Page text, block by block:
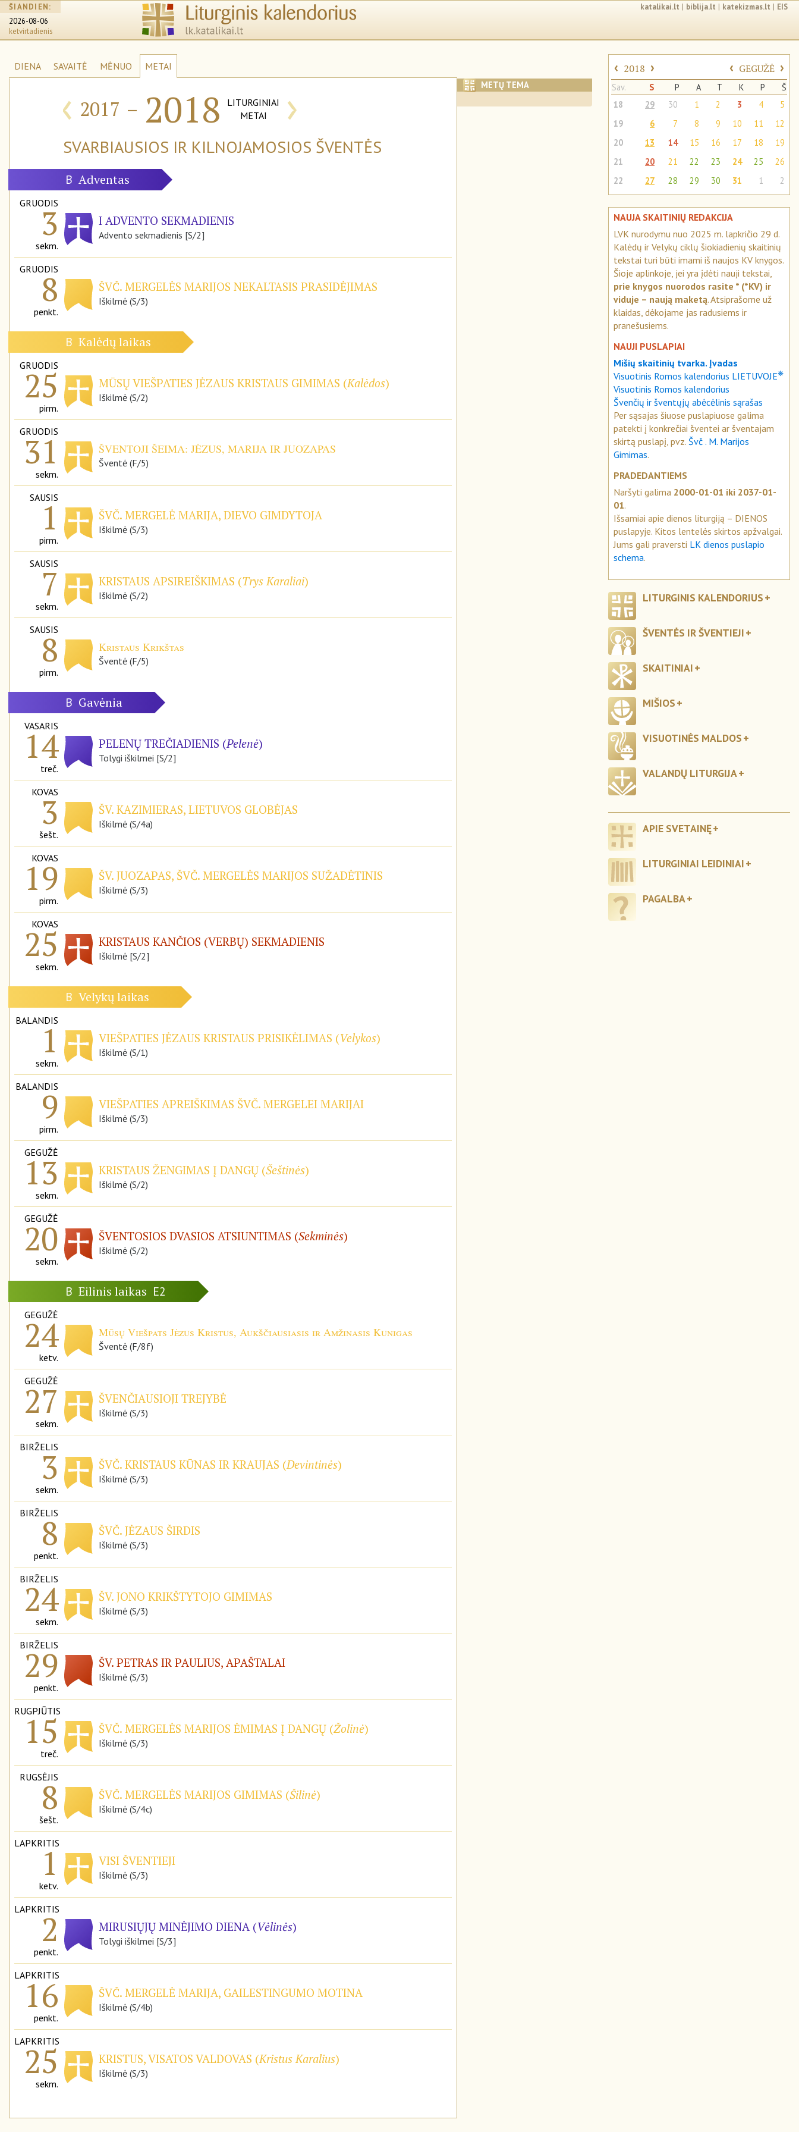
ŠIANDIEN:
2026-08-06
ketvirtadienis
katalikai.lt | biblija.lt | katekizmas.lt | EIS
DIENA SAVAITĖ MĖNUO METAI
‹ 2017 – 2018
LITURGINIAI
METAI
›
SVARBIAUSIOS IR KILNOJAMOSIOS ŠVENTĖS
B Adventas
GRUODIS
3
sekm.
I ADVENTO SEKMADIENIS
Advento sekmadienis [S/2]
GRUODIS
8
penkt.
ŠVČ. MERGELĖS MARIJOS NEKALTASIS PRASIDĖJIMAS
Iškilmė (S/3)
B Kalėdų laikas
GRUODIS
25
pirm.
MŪSŲ VIEŠPATIES JĖZAUS KRISTAUS GIMIMAS (Kalėdos)
Iškilmė (S/2)
GRUODIS
31
sekm.
ŠVENTOJI ŠEIMA: JĖZUS, MARIJA IR JUOZAPAS
Šventė (F/5)
SAUSIS
1
pirm.
ŠVČ. MERGELĖ MARIJA, DIEVO GIMDYTOJA
Iškilmė (S/3)
SAUSIS
7
sekm.
KRISTAUS APSIREIŠKIMAS (Trys Karaliai)
Iškilmė (S/2)
SAUSIS
8
pirm.
Kristaus Krikštas
Šventė (F/5)
B Gavėnia
VASARIS
14
treč.
PELENŲ TREČIADIENIS (Pelenė)
Tolygi iškilmei [S/2]
KOVAS
3
šešt.
ŠV. KAZIMIERAS, LIETUVOS GLOBĖJAS
Iškilmė (S/4a)
KOVAS
19
pirm.
ŠV. JUOZAPAS, ŠVČ. MERGELĖS MARIJOS SUŽADĖTINIS
Iškilmė (S/3)
KOVAS
25
sekm.
KRISTAUS KANČIOS (VERBŲ) SEKMADIENIS
Iškilmė [S/2]
B Velykų laikas
BALANDIS
1
sekm.
VIEŠPATIES JĖZAUS KRISTAUS PRISIKĖLIMAS (Velykos)
Iškilmė (S/1)
BALANDIS
9
pirm.
VIEŠPATIES APREIŠKIMAS ŠVČ. MERGELEI MARIJAI
Iškilmė (S/3)
GEGUŽĖ
13
sekm.
KRISTAUS ŽENGIMAS Į DANGŲ (Šeštinės)
Iškilmė (S/2)
GEGUŽĖ
20
sekm.
ŠVENTOSIOS DVASIOS ATSIUNTIMAS (Sekminės)
Iškilmė (S/2)
B Eilinis laikas E2
GEGUŽĖ
24
ketv.
Mūsų Viešpats Jėzus Kristus, Aukščiausiasis ir Amžinasis Kunigas
Šventė (F/8f)
GEGUŽĖ
27
sekm.
ŠVENČIAUSIOJI TREJYBĖ
Iškilmė (S/3)
BIRŽELIS
3
sekm.
ŠVČ. KRISTAUS KŪNAS IR KRAUJAS (Devintinės)
Iškilmė (S/3)
BIRŽELIS
8
penkt.
ŠVČ. JĖZAUS ŠIRDIS
Iškilmė (S/3)
BIRŽELIS
24
sekm.
ŠV. JONO KRIKŠTYTOJO GIMIMAS
Iškilmė (S/3)
BIRŽELIS
29
penkt.
ŠV. PETRAS IR PAULIUS, APAŠTALAI
Iškilmė (S/3)
RUGPJŪTIS
15
treč.
ŠVČ. MERGELĖS MARIJOS ĖMIMAS Į DANGŲ (Žolinė)
Iškilmė (S/3)
RUGSĖJIS
8
šešt.
ŠVČ. MERGELĖS MARIJOS GIMIMAS (Šilinė)
Iškilmė (S/4c)
LAPKRITIS
1
ketv.
VISI ŠVENTIEJI
Iškilmė (S/3)
LAPKRITIS
2
penkt.
MIRUSIŲJŲ MINĖJIMO DIENA (Vėlinės)
Tolygi iškilmei [S/3]
LAPKRITIS
16
penkt.
ŠVČ. MERGELĖ MARIJA, GAILESTINGUMO MOTINA
Iškilmė (S/4b)
LAPKRITIS
25
sekm.
KRISTUS, VISATOS VALDOVAS (Kristus Karalius)
Iškilmė (S/3)
METŲ TEMA
‹ 2018 › ‹ GEGUŽĖ ›
Sav. S P A T K P
Š
18
29 30 1 2 3 4
5
19
6 7 8 9 10 11
12
20
13 14 15 16 17 18
19
21
20 21 22 23 24 25
26
22
27 28 29 30 31 1 2
NAUJA SKAITINIŲ REDAKCIJA
LVK nurodymu nuo 2025 m. lapkričio 29 d.
Kalėdų ir Velykų ciklų šiokiadienių skaitinių
tekstai turi būti imami iš naujos KV knygos.
Šioje aplinkoje, jei yra įdėti nauji tekstai,
prie knygos nuorodos rasite * (*KV) ir
viduje – naują maketą. Atsiprašome už
klaidas, dėkojame jas radusiems ir
pranešusiems.
NAUJI PUSLAPIAI
Mišių skaitinių tvarka. Įvadas
Visuotinis Romos kalendorius LIETUVOJE❋
Visuotinis Romos kalendorius
Švenčių ir šventųjų abėcėlinis sąrašas
Per sąsajas šiuose puslapiuose galima
patekti į konkrečiai šventei ar šventajam
skirtą puslapį, pvz. Švč . M. Marijos
Gimimas.
PRADEDANTIEMS
Naršyti galima 2000-01-01 iki 2037-01-
01.
Išsamiai apie dienos liturgiją – DIENOS
puslapyje. Kitos lentelės skirtos apžvalgai.
Jums gali praversti LK dienos puslapio
schema.
LITURGINIS KALENDORIUS
ŠVENTĖS IR ŠVENTIEJI
SKAITINIAI
MIŠIOS
VISUOTINĖS MALDOS
VALANDŲ LITURGIJA
APIE SVETAINĘ
LITURGINIAI LEIDINIAI
PAGALBA